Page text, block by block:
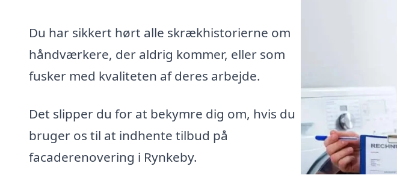
Du har sikkert hørt alle skrækhistorierne om
håndværkere, der aldrig kommer, eller som
fusker med kvaliteten af deres arbejde.
Det slipper du for at bekymre dig om, hvis du
bruger os til at indhente tilbud på
facaderenovering i Rynkeby.